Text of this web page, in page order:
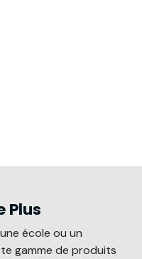
Plus
école ou un
gamme de produits